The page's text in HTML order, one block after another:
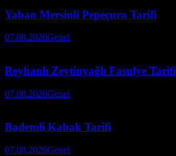
Yaban Mersinli Pepeçura Tarifi
07.08.2026Genel
Reyhanlı Zeytinyağlı Fasulye Tarifi
07.08.2026Genel
Bademli Kabak Tarifi
07.08.2026Genel